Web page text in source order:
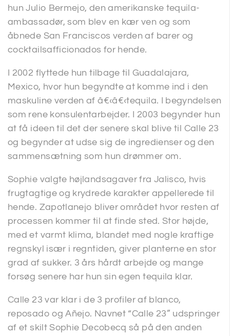
hun Julio Bermejo, den amerikanske tequila-
ambassadør, som blev en kær ven og som
åbnede San Franciscos verden af barer og
cocktailsafficionados for hende.
I 2002 flyttede hun tilbage til Guadalajara,
Mexico, hvor hun begyndte at komme ind i den
maskuline verden af â€‹â€‹tequila. I begyndelsen
som rene konsulentarbejder. I 2003 begynder hun
at få ideen til det der senere skal blive til Calle 23
og begynder at udse sig de ingredienser og den
sammensætning som hun drømmer om.
Sophie valgte højlandsagaver fra Jalisco, hvis
frugtagtige og krydrede karakter appellerede til
hende. Zapotlanejo bliver området hvor resten af
processen kommer til at finde sted. Stor højde,
med et varmt klima, blandet med nogle kraftige
regnskyl især i regntiden, giver planterne en stor
grad af sukker. 3 års hårdt arbejde og mange
forsøg senere har hun sin egen tequila klar.
Calle 23 var klar i de 3 profiler af blanco,
reposado og Añejo. Navnet “Calle 23” udspringer
af et skilt Sophie Decobecq så på den anden